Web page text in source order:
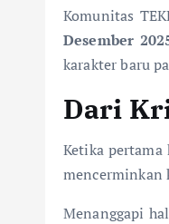
Komunitas
Desember
karakter baru
Dari
Ketika
mencerminkan
Menanggapi